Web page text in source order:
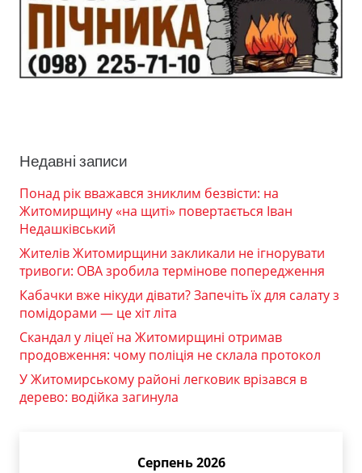
Недавні записи
Понад рік вважався зниклим безвісти: на
Житомирщину «на щиті» повертається Іван
Недашківський
Жителів Житомирщини закликали не ігнорувати
тривоги: ОВА зробила термінове попередження
Кабачки вже нікуди дівати? Запечіть їх для салату з
помідорами — це хіт літа
Скандал у ліцеї на Житомирщині отримав
продовження: чому поліція не склала протокол
У Житомирському районі легковик врізався в
дерево: водійка загинула
Серпень 2026